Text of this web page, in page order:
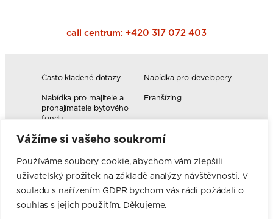
Vážíme si vašeho soukromí
Používáme soubory cookie, abychom vám zlepšili
uživatelský prožitek na základě analýzy návštěvnosti. V
souladu s nařízením GDPR bychom vás rádi požádali o
souhlas s jejich použitím. Děkujeme.
call centrum: +420 317 072 403
Často kladené dotazy
Nabídka pro developery
Nabídka pro majitele a
pronajímatele bytového
fondu
Franšízing
Volná pracovní místa
Blog
Novinky
Realizace kuchyní
Firemní hodnoty
Elektromobilita
Facebook
Instagram
YouTube
Pinterest
LinkedIn